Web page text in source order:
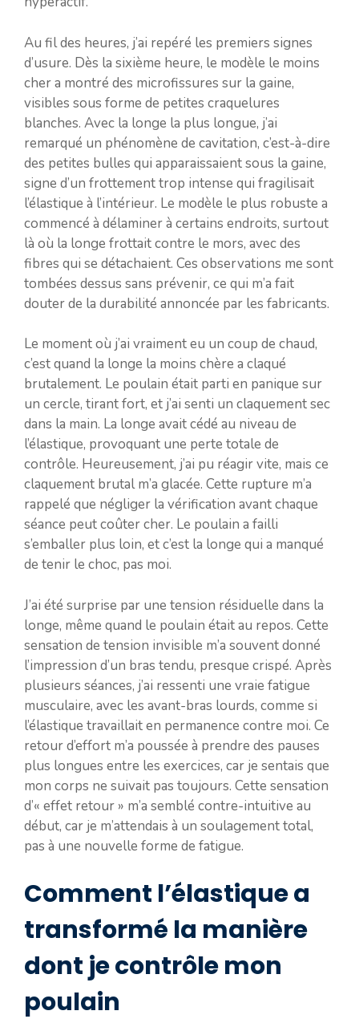
Au fil des heures, j’ai repéré les premiers signes
d’usure. Dès la sixième heure, le modèle le moins
cher a montré des microfissures sur la gaine,
visibles sous forme de petites craquelures
blanches. Avec la longe la plus longue, j’ai
remarqué un phénomène de cavitation, c’est-à-dire
des petites bulles qui apparaissaient sous la gaine,
signe d’un frottement trop intense qui fragilisait
l’élastique à l’intérieur. Le modèle le plus robuste a
commencé à délaminer à certains endroits, surtout
là où la longe frottait contre le mors, avec des
fibres qui se détachaient. Ces observations me sont
tombées dessus sans prévenir, ce qui m’a fait
douter de la durabilité annoncée par les fabricants.
Le moment où j’ai vraiment eu un coup de chaud,
c’est quand la longe la moins chère a claqué
brutalement. Le poulain était parti en panique sur
un cercle, tirant fort, et j’ai senti un claquement sec
dans la main. La longe avait cédé au niveau de
l’élastique, provoquant une perte totale de
contrôle. Heureusement, j’ai pu réagir vite, mais ce
claquement brutal m’a glacée. Cette rupture m’a
rappelé que négliger la vérification avant chaque
séance peut coûter cher. Le poulain a failli
s’emballer plus loin, et c’est la longe qui a manqué
de tenir le choc, pas moi.
J’ai été surprise par une tension résiduelle dans la
longe, même quand le poulain était au repos. Cette
sensation de tension invisible m’a souvent donné
l’impression d’un bras tendu, presque crispé. Après
plusieurs séances, j’ai ressenti une vraie fatigue
musculaire, avec les avant-bras lourds, comme si
l’élastique travaillait en permanence contre moi. Ce
retour d’effort m’a poussée à prendre des pauses
plus longues entre les exercices, car je sentais que
mon corps ne suivait pas toujours. Cette sensation
d’« effet retour » m’a semblé contre-intuitive au
début, car je m’attendais à un soulagement total,
pas à une nouvelle forme de fatigue.
Comment l’élastique a
transformé la manière
dont je contrôle mon
poulain